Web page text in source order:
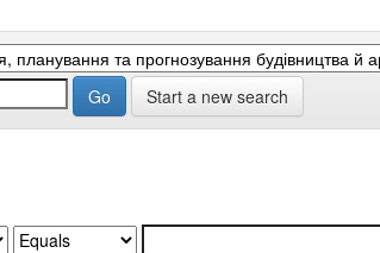
Start a new search